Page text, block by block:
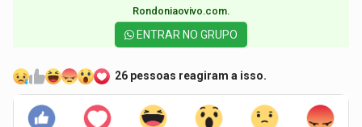
Rondoniaovivo.com.​
ENTRAR NO GRUPO
26 pessoas reagiram a isso.